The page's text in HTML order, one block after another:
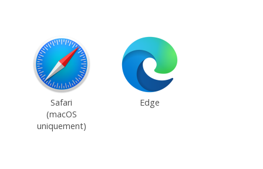
Safari
(macOS
uniquement)
Edge